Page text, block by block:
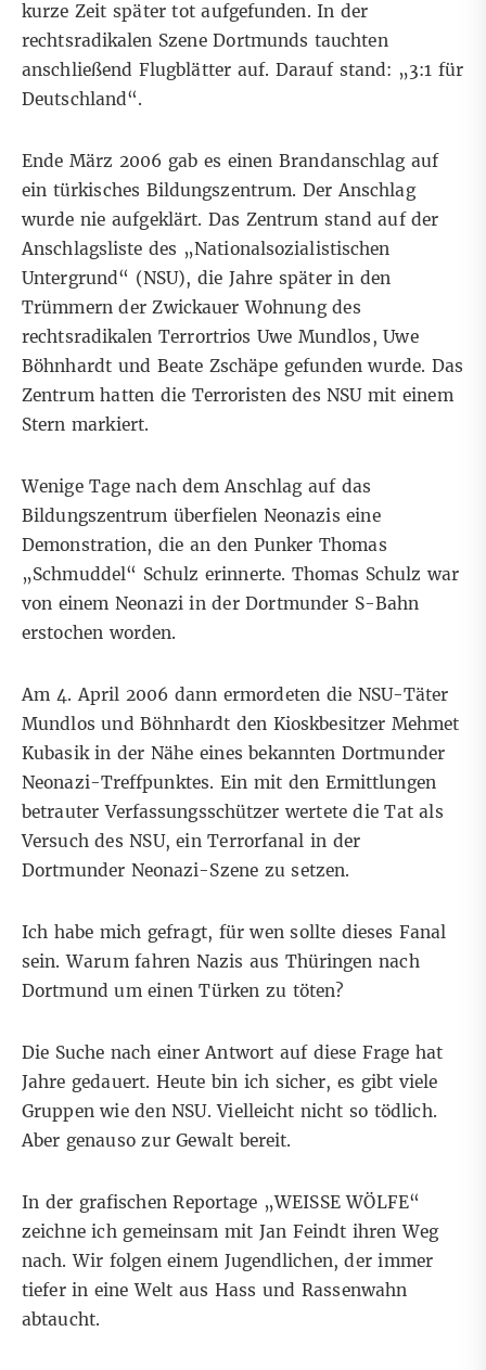
kurze Zeit später tot aufgefunden. In der
rechtsradikalen Szene Dortmunds tauchten
anschließend Flugblätter auf. Darauf stand: „3:1 für
Deutschland“.
Ende März 2006 gab es einen Brandanschlag auf
ein türkisches Bildungszentrum. Der Anschlag
wurde nie aufgeklärt. Das Zentrum stand auf der
Anschlagsliste des „Nationalsozialistischen
Untergrund“ (NSU), die Jahre später in den
Trümmern der Zwickauer Wohnung des
rechtsradikalen Terrortrios Uwe Mundlos, Uwe
Böhnhardt und Beate Zschäpe gefunden wurde. Das
Zentrum hatten die Terroristen des NSU mit einem
Stern markiert.
Wenige Tage nach dem Anschlag auf das
Bildungszentrum überfielen Neonazis eine
Demonstration, die an den Punker Thomas
„Schmuddel“ Schulz erinnerte. Thomas Schulz war
von einem Neonazi in der Dortmunder S-Bahn
erstochen worden.
Am 4. April 2006 dann ermordeten die NSU-Täter
Mundlos und Böhnhardt den Kioskbesitzer Mehmet
Kubasik in der Nähe eines bekannten Dortmunder
Neonazi-Treffpunktes. Ein mit den Ermittlungen
betrauter Verfassungsschützer wertete die Tat als
Versuch des NSU, ein Terrorfanal in der
Dortmunder Neonazi-Szene zu setzen.
Ich habe mich gefragt, für wen sollte dieses Fanal
sein. Warum fahren Nazis aus Thüringen nach
Dortmund um einen Türken zu töten?
Die Suche nach einer Antwort auf diese Frage hat
Jahre gedauert. Heute bin ich sicher, es gibt viele
Gruppen wie den NSU. Vielleicht nicht so tödlich.
Aber genauso zur Gewalt bereit.
In der grafischen Reportage „WEISSE WÖLFE“
zeichne ich gemeinsam mit Jan Feindt ihren Weg
nach. Wir folgen einem Jugendlichen, der immer
tiefer in eine Welt aus Hass und Rassenwahn
abtaucht.